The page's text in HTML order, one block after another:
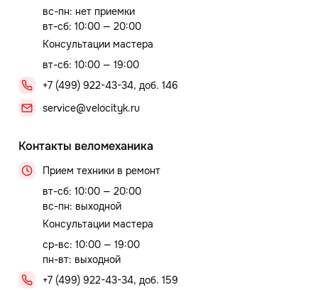
вс-пн: нет приемки
вт-сб: 10:00 — 20:00
Консультации мастера
вт-сб: 10:00 — 19:00
+7 (499) 922-43-34, доб. 146
service@velocityk.ru
Контакты веломеханика
Прием техники в ремонт
вт-сб: 10:00 — 20:00
вс-пн: выходной
Консультации мастера
ср-вс: 10:00 — 19:00
пн-вт: выходной
+7 (499) 922-43-34, доб. 159